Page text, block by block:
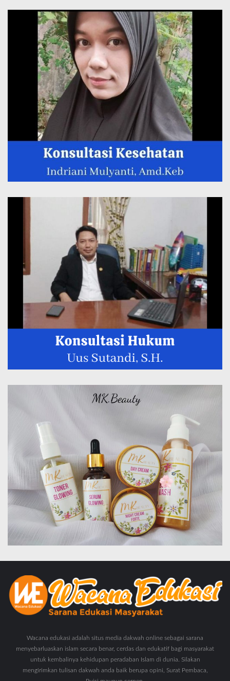
Wacana edukasi adalah situs media dakwah online sebagai sarana
menyebarluaskan islam secara benar, cerdas dan edukatif bagi masyarakat
untuk kembalinya kehidupan peradaban Islam di dunia. Silakan
mengirimkan tulisan dakwah anda baik berupa opini, Surat Pembaca,